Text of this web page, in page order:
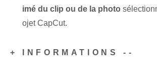
imé du ‌clip ou de la ⁤photo
ojet CapCut.
+ INFORMATIONS --